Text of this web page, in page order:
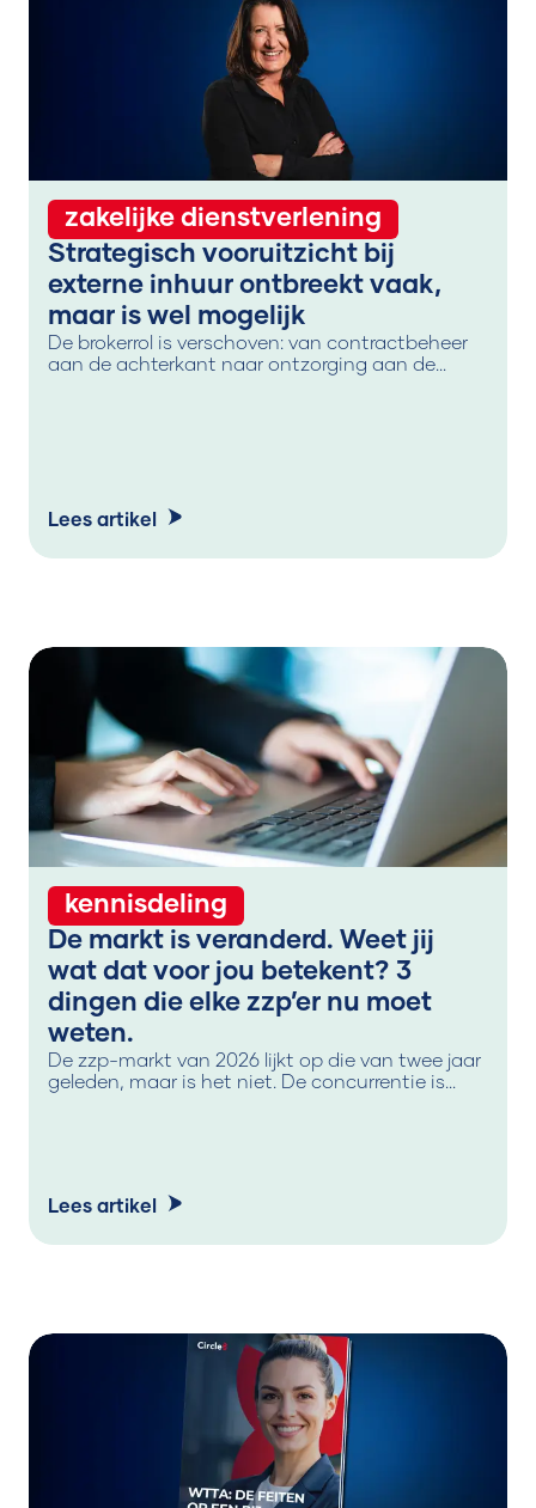
zakelijke dienstverlening
Strategisch vooruitzicht bij
externe inhuur ontbreekt vaak,
maar is wel mogelijk
De brokerrol is verschoven: van contractbeheer
aan de achterkant naar ontzorging aan de
Lees artikel
kennisdeling
De markt is veranderd. Weet jij
wat dat voor jou betekent? 3
dingen die elke zzp’er nu moet
weten.
De zzp-markt van 2026 lijkt op die van twee jaar
geleden, maar is het niet. De concurrentie is
Lees artikel